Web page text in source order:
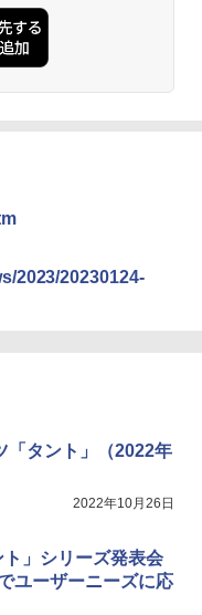
2023/20230124-
「タント」（2022年
2022年10月26日
」シリーズ発表会
ユーザーニーズに応